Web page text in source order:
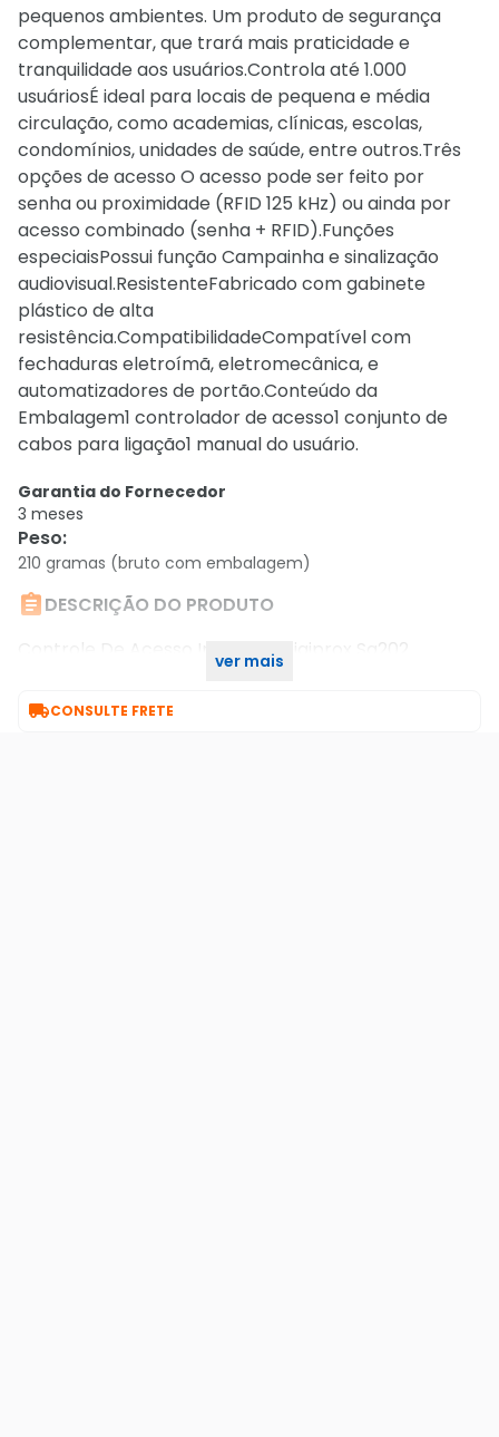
pequenos ambientes. Um produto de segurança
complementar, que trará mais praticidade e
tranquilidade aos usuários.Controla até 1.000
usuáriosÉ ideal para locais de pequena e média
circulação, como academias, clínicas, escolas,
condomínios, unidades de saúde, entre outros.Três
opções de acesso O acesso pode ser feito por
senha ou proximidade (RFID 125 kHz) ou ainda por
acesso combinado (senha + RFID).Funções
especiaisPossui função Campainha e sinalização
audiovisual.ResistenteFabricado com gabinete
plástico de alta
resistência.CompatibilidadeCompatível com
fechaduras eletroímã, eletromecânica, e
automatizadores de portão.Conteúdo da
Embalagem1 controlador de acesso1 conjunto de
cabos para ligação1 manual do usuário.
Garantia do Fornecedor
3 meses
Peso:
210 gramas (bruto com embalagem)
DESCRIÇÃO DO PRODUTO
Controle De Acesso Intelbras Digiprox Sa202
ver mais
CONSULTE FRETE